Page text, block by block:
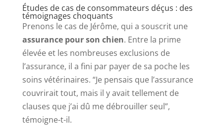
Études de cas de consommateurs déçus : des
témoignages choquants
Prenons le cas de Jérôme, qui a souscrit une
assurance pour son chien. Entre la prime
élevée et les nombreuses exclusions de
l’assurance, il a fini par payer de sa poche les
soins vétérinaires. “Je pensais que l’assurance
couvrirait tout, mais il y avait tellement de
clauses que j’ai dû me débrouiller seul”,
témoigne-t-il.